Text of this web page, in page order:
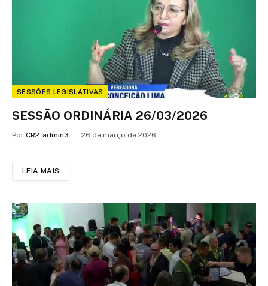
SESSÕES LEGISLATIVAS
SESSÃO ORDINÁRIA 26/03/2026
Por CR2-admin3 26 de março de 2026
LEIA MAIS